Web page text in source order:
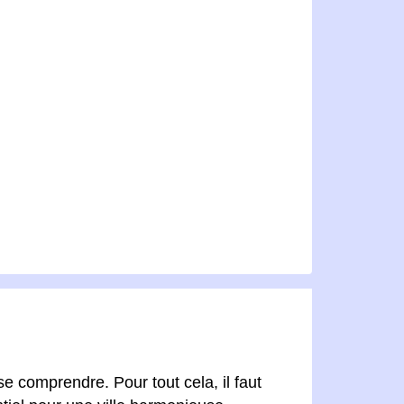
comprendre. Pour tout cela, il faut